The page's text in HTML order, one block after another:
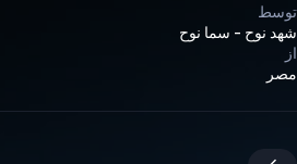
توسط
شهد نوح - سما نوح
از
مصر